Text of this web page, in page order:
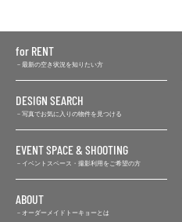
for RENT
最新の空き状況を知りたい方
DESIGN SEARCH
写真でお気に入りの物件を見つける
EVENT SPACE & SHOOTING
イベントスペース・撮影利用をご希望の方
ABOUT
オーダーメイドトーキョーとは